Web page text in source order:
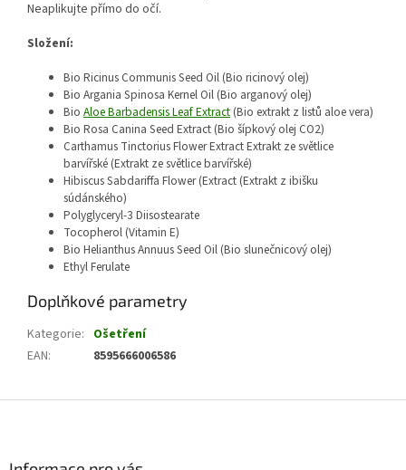
Neaplikujte přímo do očí.
Složení:
Bio Ricinus Communis Seed Oil (Bio ricinový olej)
Bio Argania Spinosa Kernel Oil (Bio arganový olej)
Bio Aloe Barbadensis Leaf Extract (Bio extrakt z listů aloe vera)
Bio Rosa Canina Seed Extract (Bio šípkový olej CO2)
Carthamus Tinctorius Flower Extract Extrakt ze světlice
barvířské (Extrakt ze světlice barvířské)
Hibiscus Sabdariffa Flower (Extract (Extrakt z ibišku
súdánského)
Polyglyceryl-3 Diisostearate
Tocopherol (Vitamin E)
Bio Helianthus Annuus Seed Oil (Bio slunečnicový olej)
Ethyl Ferulate
Doplňkové parametry
Kategorie: Ošetření
EAN: 8595666006586